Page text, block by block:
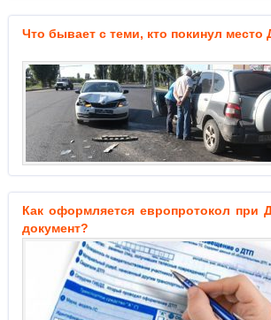
Что бывает с теми, кто покинул место
Как оформляется европротокол при
документ?